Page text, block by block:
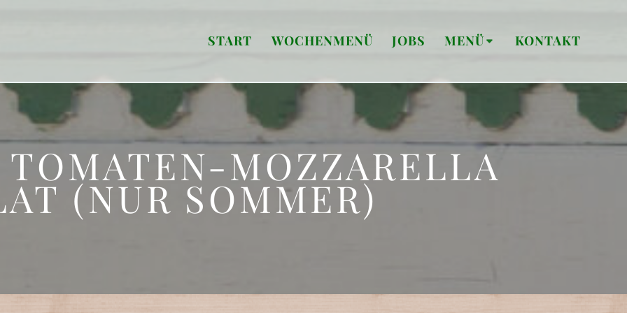
START WOCHENMENÜ JOBS MENÜ KONTAKT
TOMATEN-MOZZARELLA
(NUR SOMMER)